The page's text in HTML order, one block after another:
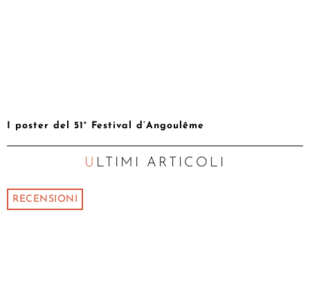
I poster del 51° Festival d’Angoulême
ULTIMI ARTICOLI
RECENSIONI